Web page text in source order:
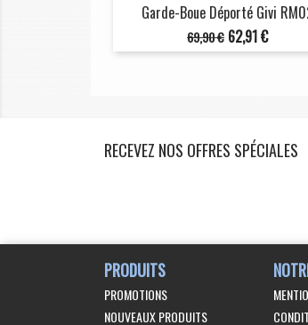
Garde-Boue Déporté Givi
Prix
de
69,90 € Prix
62,91 €
RECEVEZ NOS OFFRES SPÉCIALES
PRODUITS
PROMOTIONS
NOUVEAUX PRODUITS